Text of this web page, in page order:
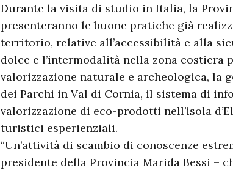
Durante la visita di studio in Italia, la
presenteranno le buone pratiche già
territorio, relative all’accessibilità e alla
dolce e l’intermodalità nella zona
valorizzazione naturale e archeologica, la
dei Parchi in Val di Cornia, il sistema di
valorizzazione di eco-prodotti nell’isola
turistici esperienziali.
“Un’attività di scambio di conoscenze
presidente della Provincia Marida Bessi –